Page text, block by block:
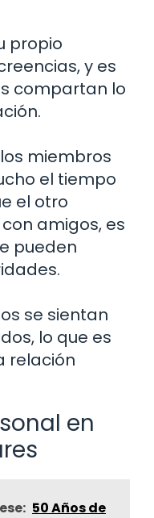
propio
y es
compartan lo
miembros
el tiempo
el otro
amigos, es
pueden
se sientan
lo que es
relación
en
50 Años de